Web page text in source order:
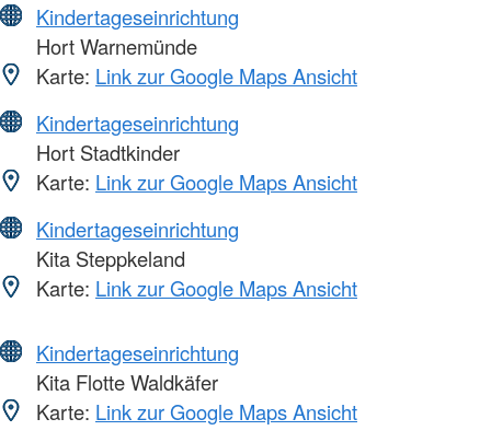
Kindertageseinrichtung
Hort Warnemünde
Karte: Link zur Google Maps Ansicht
Kindertageseinrichtung
Hort Stadtkinder
Karte: Link zur Google Maps Ansicht
Kindertageseinrichtung
Kita Steppkeland
Karte: Link zur Google Maps Ansicht
Kindertageseinrichtung
Kita Flotte Waldkäfer
Karte: Link zur Google Maps Ansicht